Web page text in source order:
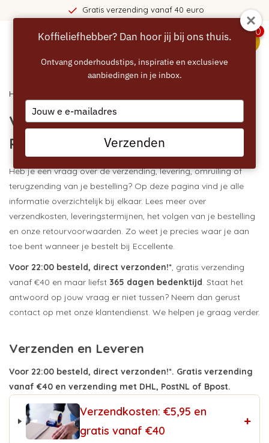
Gratis verzending vanaf 40 euro
0
Home
Verzenden, Leveren, Retourneren,
Ruilen
Heb je een vraag over de verzending, levering, omruiling of
terugzending van je bestelling? Op deze pagina vind je alle
informatie overzichtelijk bij elkaar. Lees meer over
verzendkosten, leveringstermijnen, het volgen van je bestelling
en onze retourvoorwaarden. Zo weet je precies waar je aan
toe bent wanneer je bestelt bij Eccellente.
Voor 22:00 besteld, direct verzonden!*, gratis verzending
vanaf €40 en maar liefst 365 dagen bedenktijd. Staat het
antwoord op jouw vraag er niet tussen? Neem dan gerust
contact op met onze klantendienst. We helpen je graag verder.
Verzenden en Leveren
Voor 22:00 besteld, direct verzonden!*. Gratis verzending
vanaf €40 en verzending met DHL, PostNL of Bpost.
Verzendkosten: €5,95 en
gratis vanaf €40
+
Koffieliefhebber? Dan hoor jij bij ons thuis.
Ontvang onderhoudstips, inspiratie en exclusieve
aanbiedingen in je inbox.
Type
your
email
Verzenden